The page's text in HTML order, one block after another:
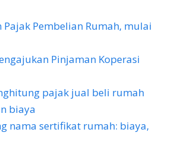
Pajak Pembelian Rumah, mulai
Pinjaman Koperasi
pajak jual beli rumah
biaya
nama sertifikat rumah: biaya,